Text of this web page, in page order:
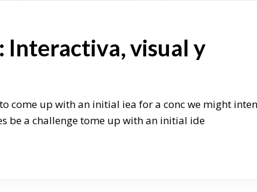
Interactiva, visual y
come up with an initial iea for a conc we might
be a challenge tome up with an initial ide